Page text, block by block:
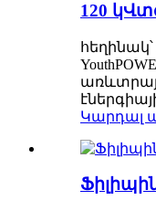
120
հեղինակ՝
Կարդալ